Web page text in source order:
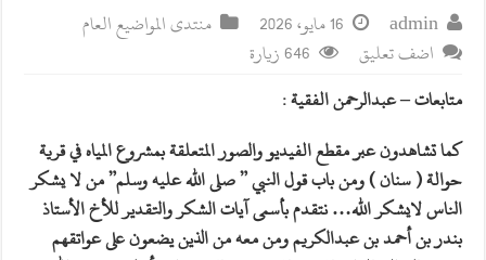
admin 16 مايو، 2026
منتدى المواضيع العام
اضف تعليق
646 زيارة
متابعات – عبدالرحمن الفقية :
كما تشاهدون عبر مقطع الفيديو والصور المتعلقة بمشروع المياه في قرية
حوالة ( سنان ) ومن باب قول النبي ” صلى الله عليه وسلم” من لا يشكر
الناس لايشكر الله… نتقدم بأسمى آيات الشكر والتقدير للأخ الأستاذ
بندر بن أحمد بن عبدالكريم ومن معه من الذين يضعون على عواتقهم